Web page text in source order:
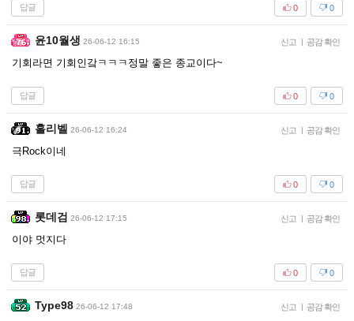
답글 0
0
윤10월생 26-06-12 16:15 신고 | 공감 확인
기회라면 기회인갘ㅋㅋㅋ정말 좋은 종교이다~
답글 0
0
홀리벨 26-06-12 16:24 신고 | 공감 확인
극Rock이네
답글 0
0
롯데검 26-06-12 17:15 신고 | 공감 확인
이야 멋지다
답글 0
0
Type98 26-06-12 17:48 신고 | 공감 확인